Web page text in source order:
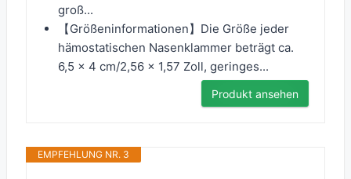
groß...
【Größeninformationen】Die Größe jeder
hämostatischen Nasenklammer beträgt ca.
6,5 x 4 cm/2,56 x 1,57 Zoll, geringes...
Produkt ansehen
EMPFEHLUNG NR. 3